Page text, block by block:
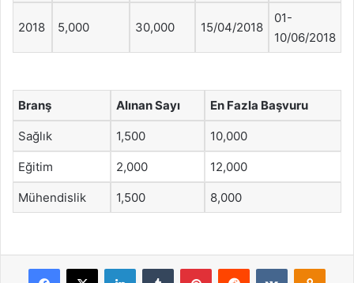
2018 5,000 30,000 15/04/2018
01-
10/06/2018
Branş Alınan Sayı En Fazla Başvuru
Sağlık 1,500 10,000
Eğitim 2,000 12,000
Mühendislik 1,500 8,000
Facebook
X LinkedInTumblr PinterestReddit VKontakte